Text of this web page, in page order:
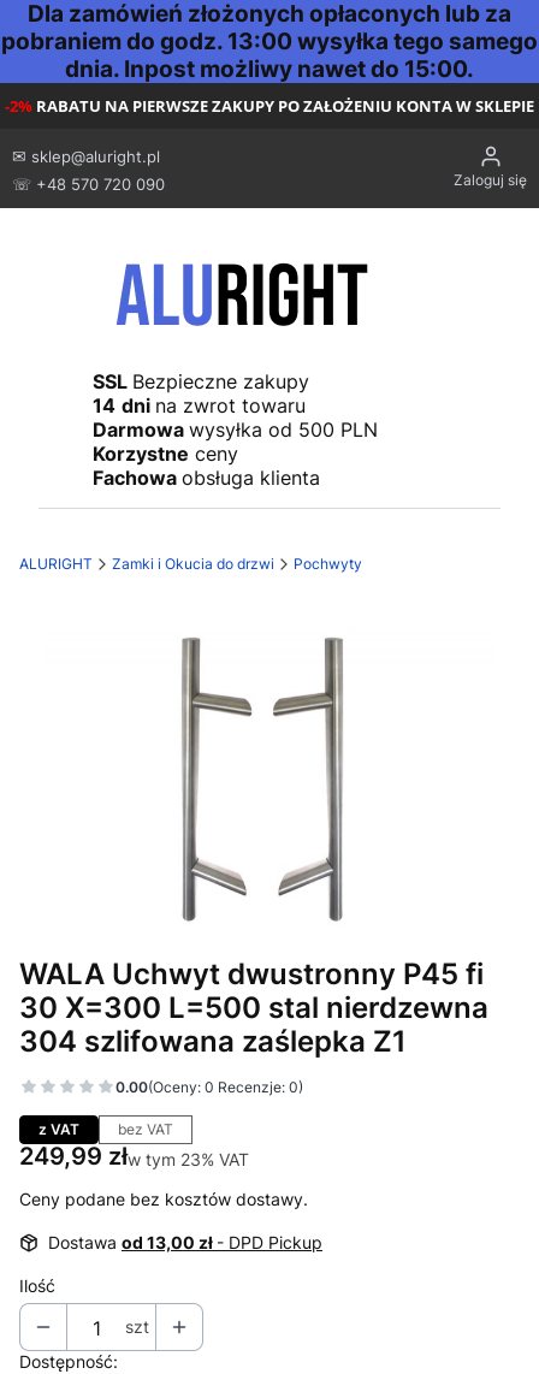
Dla zamówień złożonych opłaconych lub za
pobraniem do godz. 13:00 wysyłka tego samego
dnia. Inpost możliwy nawet do 15:00.
-2% RABATU NA PIERWSZE ZAKUPY PO ZAŁOŻENIU KONTA W SKLEPIE
✉ sklep@aluright.pl
☏ +48 570 720 090
Zaloguj się
SSL Bezpieczne zakupy
14 dni na zwrot towaru
Darmowa wysyłka od 500 PLN
Korzystne ceny
Fachowa obsługa klienta
ALURIGHT Zamki i Okucia do drzwi Pochwyty
WALA Uchwyt dwustronny P45 fi
30 X=300 L=500 stal nierdzewna
304 szlifowana zaślepka Z1
0.00(Oceny: 0 Recenzje: 0)
Przejdź do sekcji Opinie
z VAT bez VAT
Cena
249,99 złw tym 23% VAT
w tym 23% VAT
Ceny podane bez kosztów dostawy.
Dostawa od 13,00 zł - DPD Pickup
Ilość
szt
Dostępność: